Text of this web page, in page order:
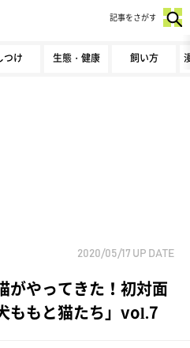
つけ 生態・健康 飼い方
記事をさがす
2020/05/17 UP DATE
がやってきた！初対面
ももと猫たち」vol.7